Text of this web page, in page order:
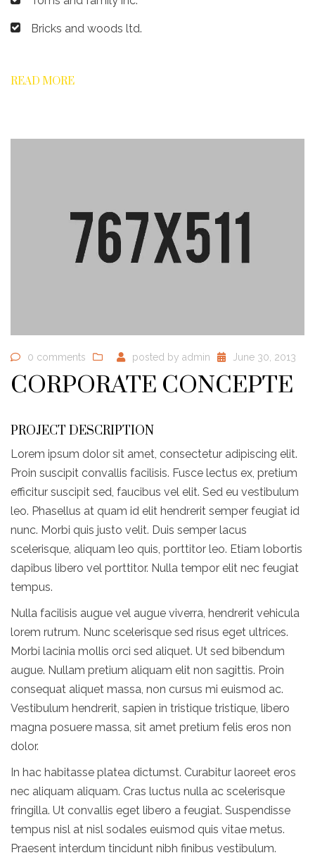
Bricks and woods ltd.
READ MORE
0 comments posted by admin June 30, 2013
CORPORATE CONCEPTE
PROJECT DESCRIPTION
Lorem ipsum dolor sit amet, consectetur adipiscing elit.
Proin suscipit convallis facilisis. Fusce lectus ex, pretium
efficitur suscipit sed, faucibus vel elit. Sed eu vestibulum
leo. Phasellus at quam id elit hendrerit semper feugiat id
nunc. Morbi quis justo velit. Duis semper lacus
scelerisque, aliquam leo quis, porttitor leo. Etiam lobortis
dapibus libero vel porttitor. Nulla tempor elit nec feugiat
tempus.
Nulla facilisis augue vel augue viverra, hendrerit vehicula
lorem rutrum. Nunc scelerisque sed risus eget ultrices.
Morbi lacinia mollis orci sed aliquet. Ut sed bibendum
augue. Nullam pretium aliquam elit non sagittis. Proin
consequat aliquet massa, non cursus mi euismod ac.
Vestibulum hendrerit, sapien in tristique tristique, libero
magna posuere massa, sit amet pretium felis eros non
dolor.
In hac habitasse platea dictumst. Curabitur laoreet eros
nec aliquam aliquam. Cras luctus nulla ac scelerisque
fringilla. Ut convallis eget libero a feugiat. Suspendisse
tempus nisl at nisl sodales euismod quis vitae metus.
Praesent interdum tincidunt nibh finibus vestibulum.